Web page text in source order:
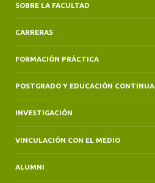
SOBRE LA FACULTAD
CARRERAS
FORMACIÓN PRÁCTICA
POSTGRADO Y EDUCACIÓN CONTINUA
INVESTIGACIÓN
VINCULACIÓN CON EL MEDIO
ALUMNI